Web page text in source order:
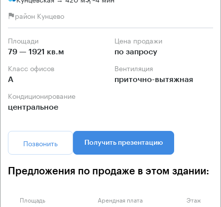
район Кунцево
Площади
79 — 1921 кв.м
Цена продажи
по запросу
Класс офисов
А
Вентиляция
приточно-вытяжная
Кондиционирование
центральное
Позвонить Получить презентацию
Предложения по продаже в этом здании:
Площадь Арендная плата Этаж